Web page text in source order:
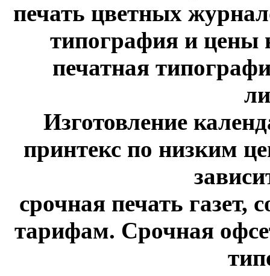
печать цветных
типография и цены
печатная
Изготовление
принтекс по низким
срочная печать газет,
тарифам. Срочная